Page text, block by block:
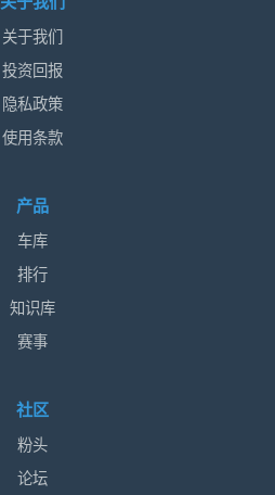
关于我们
投资回报
隐私政策
使用条款
产品
车库
排行
知识库
赛事
社区
粉头
论坛